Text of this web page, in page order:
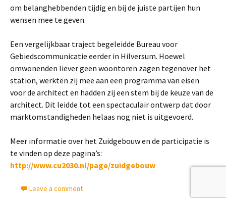
om belanghebbenden tijdig en bij de juiste partijen hun
wensen mee te geven.
Een vergelijkbaar traject begeleidde Bureau voor
Gebiedscommunicatie eerder in Hilversum. Hoewel
omwonenden liever geen woontoren zagen tegenover het
station, werkten zij mee aan een programma van eisen
voor de architect en hadden zij een stem bij de keuze van de
architect. Dit leidde tot een spectaculair ontwerp dat door
marktomstandigheden helaas nog niet is uitgevoerd.
Meer informatie over het Zuidgebouw en de participatie is
te vinden op deze pagina’s:
http://www.cu2030.nl/page/zuidgebouw
Leave a comment